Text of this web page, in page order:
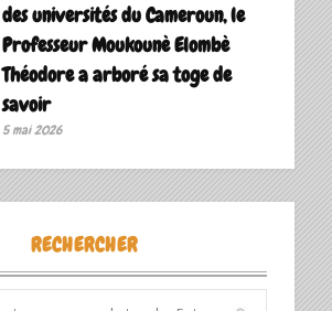
des universités du Cameroun, le
Professeur Moukounè Elombè
Théodore a arboré sa toge de
savoir ‎
5 mai 2026
RECHERCHER